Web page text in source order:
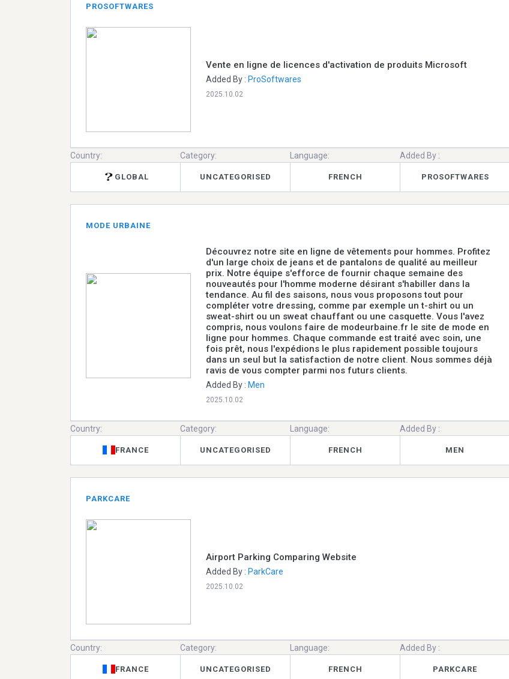
PROSOFTWARES
Vente en ligne de licences d'activation de produits Microsoft
Added By : ProSoftwares
2025.10.02
Country:
GLOBAL
Category:
UNCATEGORISED
Language:
FRENCH
Added By :
PROSOFTWARES
MODE URBAINE
Découvrez notre site en ligne de vêtements pour hommes. Profitez
d'un large choix de jeans et de pantalons de qualité au meilleur
prix. Notre équipe s'efforce de fournir chaque semaine des
nouveautés pour l'homme moderne désirant s'habiller dans la
tendance. Au fil des saisons, nous vous proposons tout pour
compléter votre dressing, comme par exemple un t-shirt ou un
sweat-shirt ou un sweat chauffant ou une casquette. Vous l'avez
compris, nous voulons faire de modeurbaine.fr le site de mode en
ligne pour hommes. Chaque commande est traité avec soin, une
fois prêt, nous l'expédions le plus rapidement possible toujours
dans un seul but la satisfaction de notre client. Nous sommes déjà
ravis de vous compter parmi nos futurs clients.
Added By : Men
2025.10.02
Country:
FRANCE
Category:
UNCATEGORISED
Language:
FRENCH
Added By :
MEN
PARKCARE
Airport Parking Comparing Website
Added By : ParkCare
2025.10.02
Country:
FRANCE
Category:
UNCATEGORISED
Language:
FRENCH
Added By :
PARKCARE